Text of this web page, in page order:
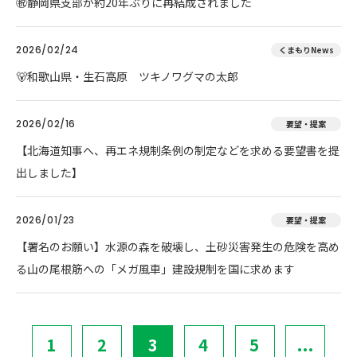
2026/02/24 くまもりNews
🐻和歌山県・生石高原 ツキノワグマの太郎
2026/02/16 要望・提案
【北海道知事へ、再エネ規制条例の制定などを求める要望書を提
出しました】
2026/01/23 要望・提案
【署名のお願い】水源の森を破壊し、土砂災害発生の危険を高め
る山の尾根筋への「メガ風車」建設規制を国に求めます
1 2 3 4 5 ...